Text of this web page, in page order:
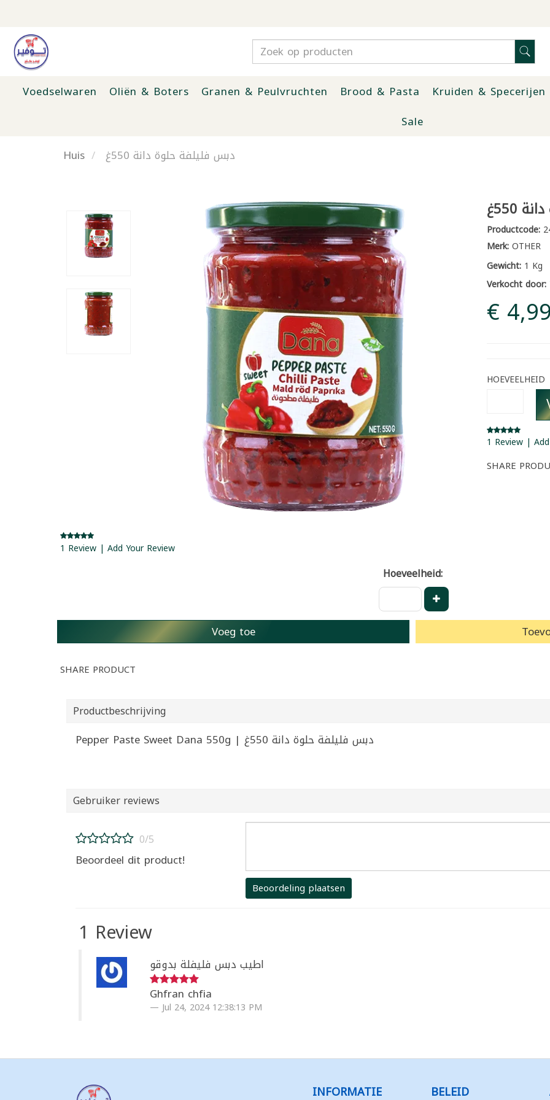
Voedselwaren Oliën & Boters Granen & Peulvruchten Brood & Pasta Kruiden & Specerijen
Sale
Huis
دبس فليلفة حلوة دانة 550غ
Productcode:
Merk:OTHER
Gewicht:1 Kg
Verkocht door:
€ 4,99
HOEVEELHEID
1 Review |
SHARE
1 Review | Add Your Review
Hoeveelheid:
Voeg toe
SHARE PRODUCT
Productbeschrijving
Pepper Paste Sweet Dana 550g | دبس فليلفة حلوة دانة 550غ
Gebruiker reviews
0/5
Beoordeel dit product!
Beoordeling plaatsen
1 Review
اطيب دبس فليفلة بدوقو
Ghfran chfia
Jul 24, 2024 12:38:13 PM
INFORMATIE BELEID